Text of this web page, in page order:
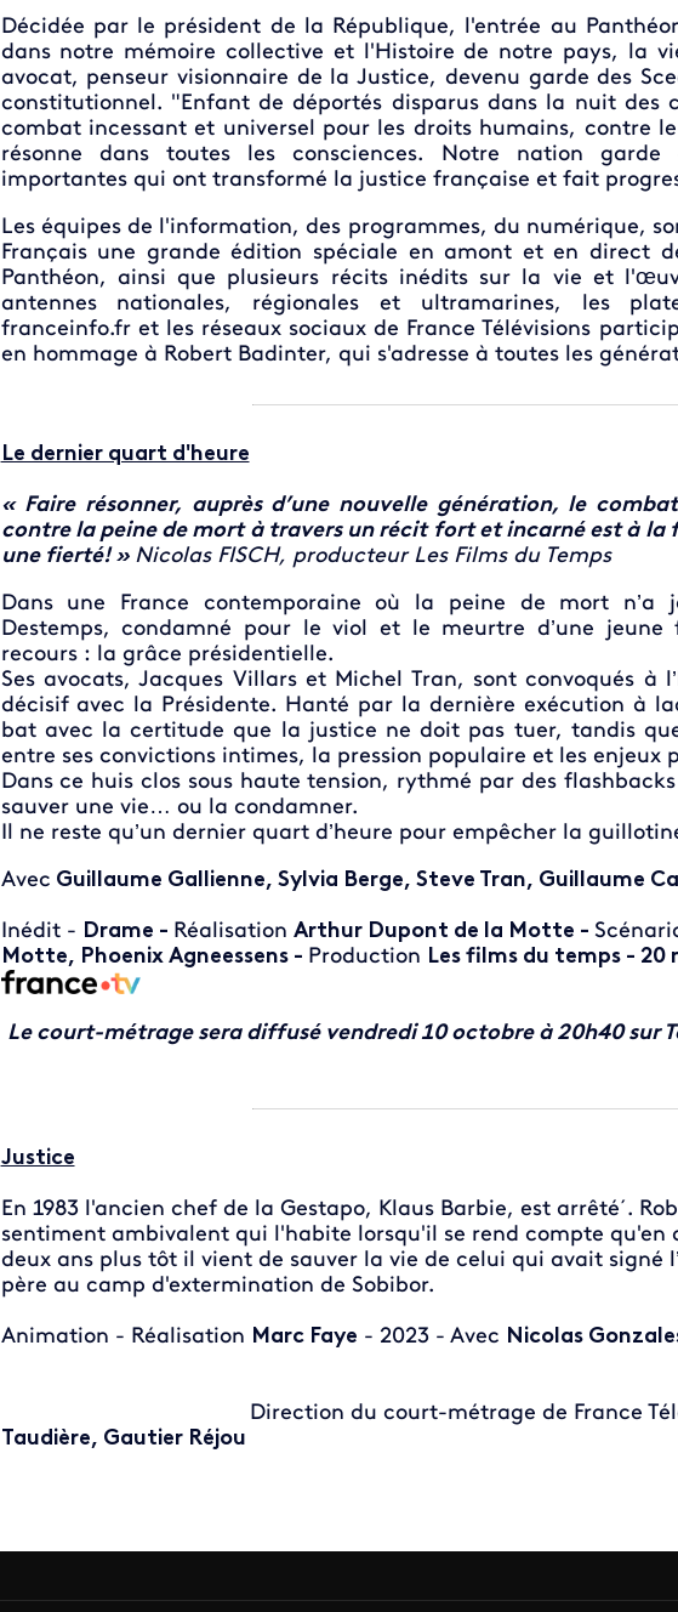
Décidée par le président de la République, l'entrée au
dans notre mémoire collective et l'Histoire de notre pays, la
avocat, penseur visionnaire de la Justice, devenu garde des
constitutionnel. "Enfant de déportés disparus dans la nuit des
combat incessant et universel pour les droits humains, contre
résonne dans toutes les consciences. Notre nation
importantes qui ont transformé la justice française et fait
Les équipes de l'information, des programmes, du numérique,
Français une grande édition spéciale en amont et en direct
Panthéon, ainsi que plusieurs récits inédits sur la vie et
antennes nationales, régionales et ultramarines, les
franceinfo.fr et les réseaux sociaux de France Télévisions
en hommage à Robert Badinter, qui s'adresse à toutes les
Le dernier quart d'heure
« Faire résonner, auprès d’une nouvelle génération, le
contre la peine de mort à travers un récit fort et incarné est à la
une fierté! » Nicolas FISCH, producteur Les Films du Temps
Dans une France contemporaine où la peine de mort n’a
Destemps, condamné pour le viol et le meurtre d’une jeune
recours : la grâce présidentielle.
Ses avocats, Jacques Villars et Michel Tran, sont convoqués à
décisif avec la Présidente. Hanté par la dernière exécution à
bat avec la certitude que la justice ne doit pas tuer, tandis
entre ses convictions intimes, la pression populaire et les enjeux
Dans ce huis clos sous haute tension, rythmé par des
sauver une vie… ou la condamner.
Il ne reste qu’un dernier quart d’heure pour empêcher la
Avec Guillaume Gallienne, Sylvia Berge, Steve Tran, Guillaume
Inédit - Drame - Réalisation Arthur Dupont de la Motte -
Motte, Phoenix Agneessens- Production Les films du temps - 20
Le court-métrage sera diffusé vendredi 10 octobre à 20h40 sur
Justice
En 1983 l'ancien chef de la Gestapo, Klaus Barbie, est arrêté´.
sentiment ambivalent qui l'habite lorsqu'il se rend compte qu'en
deux ans plus tôt il vient de sauver la vie de celui qui avait signé
père au camp d'extermination de Sobibor.
Animation - Réalisation Marc Faye - 2023 - Avec Nicolas
Direction du court-métrage de France
Taudière, Gautier Réjou